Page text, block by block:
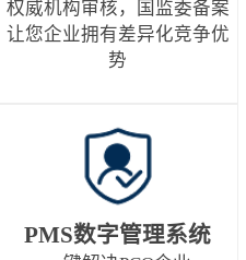
权威机构审核，国监委备案
让您企业拥有差异化竞争优
势
PMS数字管理系统